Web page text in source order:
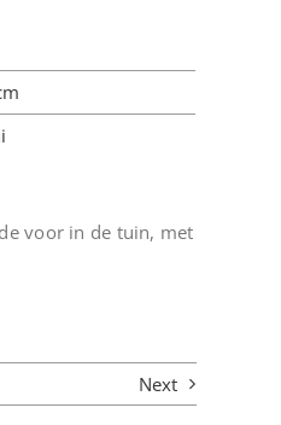
voor in de tuin, met
Next